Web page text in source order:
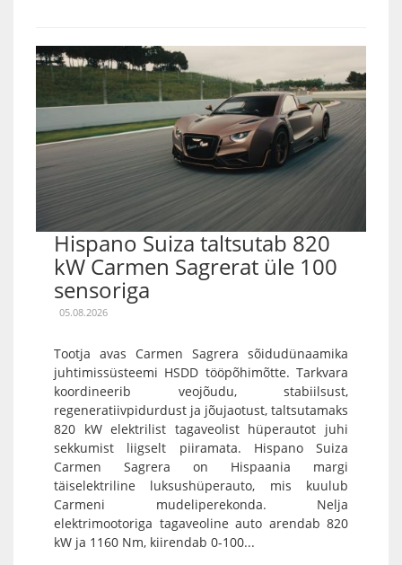
Hispano Suiza taltsutab 820
kW Carmen Sagrerat üle 100
sensoriga
05.08.2026
Tootja avas Carmen Sagrera sõidudünaamika
juhtimissüsteemi HSDD tööpõhimõtte. Tarkvara
koordineerib veojõudu, stabiilsust,
regeneratiivpidurdust ja jõujaotust, taltsutamaks
820 kW elektrilist tagaveolist hüperautot juhi
sekkumist liigselt piiramata. Hispano Suiza
Carmen Sagrera on Hispaania margi
täiselektriline luksushüperauto, mis kuulub
Carmeni mudeliperekonda. Nelja
elektrimootoriga tagaveoline auto arendab 820
kW ja 1160 Nm, kiirendab 0-100...